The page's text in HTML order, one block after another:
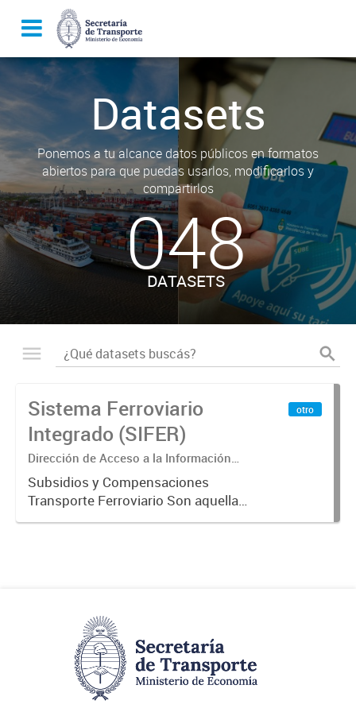
Datasets
Ponemos a tu alcance datos públicos en formatos
abiertos para que puedas usarlos, modificarlos y
compartirlos
048
DATASETS
Sistema Ferroviario
Integrado (SIFER)
Dirección de Acceso a la Información
Pública y Transparencia
Subsidios y Compensaciones
Transporte Ferroviario Son aquellas
transferencias realizadas por la
otro